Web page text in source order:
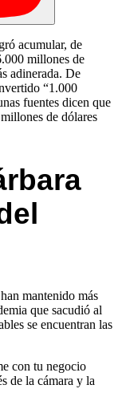
acumular, de
millones de
adinerada. De
“1.000
fuentes dicen que
de dólares
mantenido más
que sacudió al
se encuentran las
con tu negocio
de la cámara y la